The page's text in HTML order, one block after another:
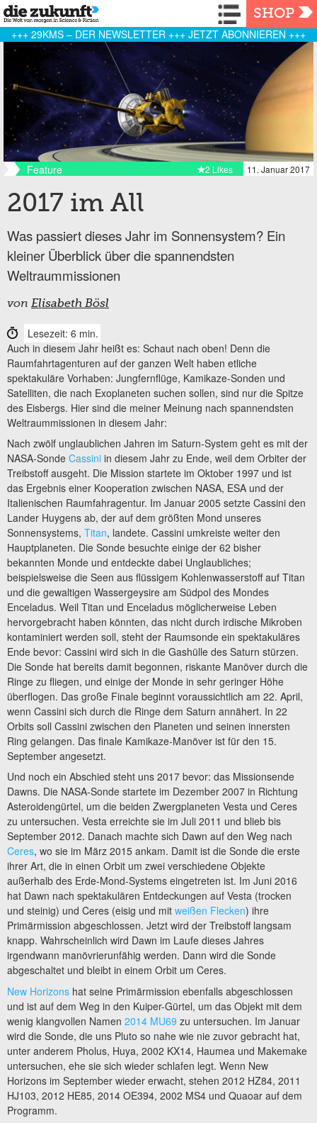
Navigation
SHOP
+++ 29KMS – DER NEWSLETTER +++ JETZT ABONNIEREN +++
Feature 11. Januar 2017
2 Likes
2017 im All
Was passiert dieses Jahr im Sonnensystem? Ein
kleiner Überblick über die spannendsten
Weltraummissionen
von Elisabeth Bösl
Lesezeit: 6 min.
Auch in diesem Jahr heißt es: Schaut nach oben! Denn die
Raumfahrtagenturen auf der ganzen Welt haben etliche
spektakuläre Vorhaben: Jungfernflüge, Kamikaze-Sonden und
Satelliten, die nach Exoplaneten suchen sollen, sind nur die Spitze
des Eisbergs. Hier sind die meiner Meinung nach spannendsten
Weltraummissionen in diesem Jahr:
Nach zwölf unglaublichen Jahren im Saturn-System geht es mit der
NASA-Sonde Cassini in diesem Jahr zu Ende, weil dem Orbiter der
Treibstoff ausgeht. Die Mission startete im Oktober 1997 und ist
das Ergebnis einer Kooperation zwischen NASA, ESA und der
Italienischen Raumfahragentur. Im Januar 2005 setzte Cassini den
Lander Huygens ab, der auf dem größten Mond unseres
Sonnensystems, Titan, landete. Cassini umkreiste weiter den
Hauptplaneten. Die Sonde besuchte einige der 62 bisher
bekannten Monde und entdeckte dabei Unglaubliches;
beispielsweise die Seen aus flüssigem Kohlenwasserstoff auf Titan
und die gewaltigen Wassergeysire am Südpol des Mondes
Enceladus. Weil Titan und Enceladus möglicherweise Leben
hervorgebracht haben könnten, das nicht durch irdische Mikroben
kontaminiert werden soll, steht der Raumsonde ein spektakuläres
Ende bevor: Cassini wird sich in die Gashülle des Saturn stürzen.
Die Sonde hat bereits damit begonnen, riskante Manöver durch die
Ringe zu fliegen, und einige der Monde in sehr geringer Höhe
überflogen. Das große Finale beginnt voraussichtlich am 22. April,
wenn Cassini sich durch die Ringe dem Saturn annähert. In 22
Orbits soll Cassini zwischen den Planeten und seinen innersten
Ring gelangen. Das finale Kamikaze-Manöver ist für den 15.
September angesetzt.
Und noch ein Abschied steht uns 2017 bevor: das Missionsende
Dawns. Die NASA-Sonde startete im Dezember 2007 in Richtung
Asteroidengürtel, um die beiden Zwergplaneten Vesta und Ceres
zu untersuchen. Vesta erreichte sie im Juli 2011 und blieb bis
September 2012. Danach machte sich Dawn auf den Weg nach
Ceres, wo sie im März 2015 ankam. Damit ist die Sonde die erste
ihrer Art, die in einen Orbit um zwei verschiedene Objekte
außerhalb des Erde-Mond-Systems eingetreten ist. Im Juni 2016
hat Dawn nach spektakulären Entdeckungen auf Vesta (trocken
und steinig) und Ceres (eisig und mit weißen Flecken) ihre
Primärmission abgeschlossen. Jetzt wird der Treibstoff langsam
knapp. Wahrscheinlich wird Dawn im Laufe dieses Jahres
irgendwann manövrierunfähig werden. Dann wird die Sonde
abgeschaltet und bleibt in einem Orbit um Ceres.
New Horizons hat seine Primärmission ebenfalls abgeschlossen
und ist auf dem Weg in den Kuiper-Gürtel, um das Objekt mit dem
wenig klangvollen Namen 2014 MU69 zu untersuchen. Im Januar
wird die Sonde, die uns Pluto so nahe wie nie zuvor gebracht hat,
unter anderem Pholus, Huya, 2002 KX14, Haumea und Makemake
untersuchen, ehe sie sich wieder schlafen legt. Wenn New
Horizons im September wieder erwacht, stehen 2012 HZ84, 2011
HJ103, 2012 HE85, 2014 OE394, 2002 MS4 und Quaoar auf dem
Programm.